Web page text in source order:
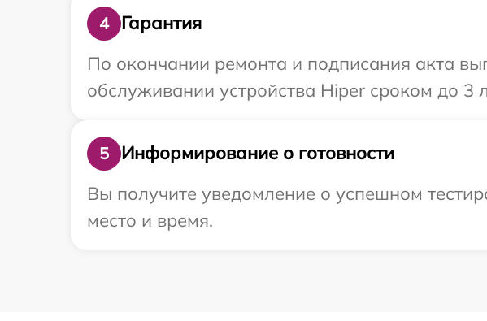
4
Гарантия
По окончании ремонта и подписания акта
обслуживании устройства Hiper сроком до 3
5
Информирование о готовности
Вы получите уведомление о успешном
место и время.